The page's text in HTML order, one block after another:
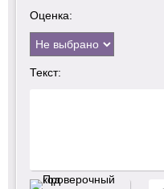
Оценка:
Текст: